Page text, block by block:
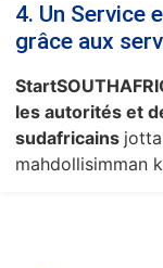
4. Un Service
grâce aux
les autorités et
sudafricains
mahdollisimman